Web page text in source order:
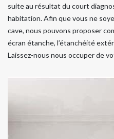
suite au résultat du court
habitation. Afin que vous ne
cave, nous pouvons proposer
écran étanche, l’étanchéité
Laissez-nous nous occuper de